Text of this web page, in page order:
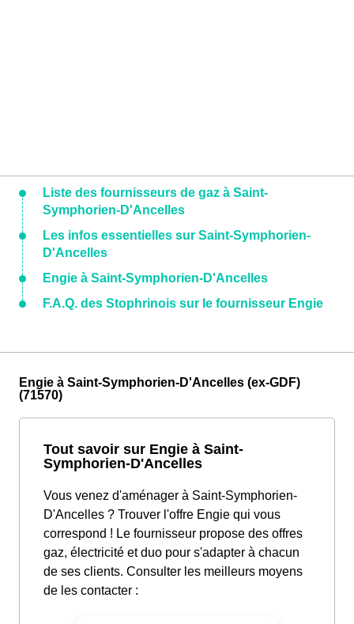
Liste des fournisseurs de gaz à Saint-
Symphorien-D'Ancelles
Les infos essentielles sur Saint-Symphorien-
D'Ancelles
Engie à Saint-Symphorien-D'Ancelles
F.A.Q. des Stophrinois sur le fournisseur Engie
Engie à Saint-Symphorien-D'Ancelles (ex-GDF)
(71570)
Tout savoir sur Engie à Saint-
Symphorien-D'Ancelles
Vous venez d'aménager à Saint-Symphorien-
D'Ancelles ? Trouver l'offre Engie qui vous
correspond ! Le fournisseur propose des offres
gaz, électricité et duo pour s'adapter à chacun
de ses clients. Consulter les meilleurs moyens
de les contacter :